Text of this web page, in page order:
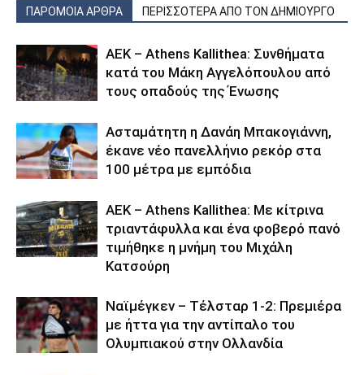
ΠΑΡΟΜΟΙΑ ΑΡΘΡΑ ΠΕΡΙΣΣΟΤΕΡΑ ΑΠΟ ΤΟΝ ΔΗΜΙΟΥΡΓΟ
ΑΕΚ – Athens Kallithea: Συνθήματα
κατά του Μάκη Αγγελόπουλου από
τους οπαδούς της Ένωσης
Ασταμάτητη η Δανάη Μπακογιάννη,
έκανε νέο πανελλήνιο ρεκόρ στα
100 μέτρα με εμπόδια
ΑΕΚ – Athens Kallithea: Με κίτρινα
τριαντάφυλλα και ένα φοβερό πανό
τιμήθηκε η μνήμη του Μιχάλη
Κατσούρη
Ναϊμέγκεν – Τέλσταρ 1-2: Πρεμιέρα
με ήττα για την αντίπαλο του
Ολυμπιακού στην Ολλανδία